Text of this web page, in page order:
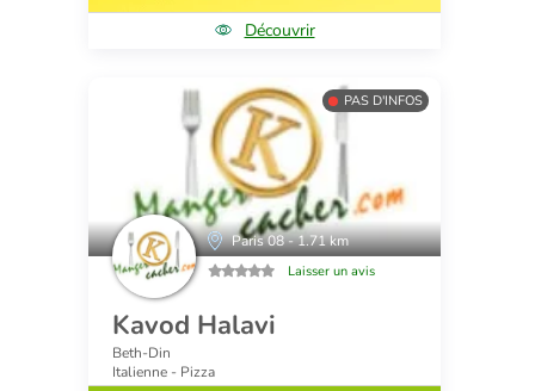
Découvrir
PAS D'INFOS
Paris 08 - 1.71 km
Laisser un avis
Kavod Halavi
Beth-Din
Italienne - Pizza